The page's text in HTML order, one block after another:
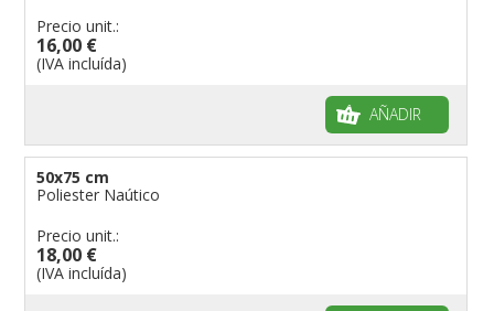
Precio unit.:
16,00 €
(IVA incluída)
AÑADIR
50x75 cm
Poliester Naútico
Precio unit.:
18,00 €
(IVA incluída)